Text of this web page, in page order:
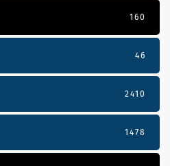
160
46
2410
1478